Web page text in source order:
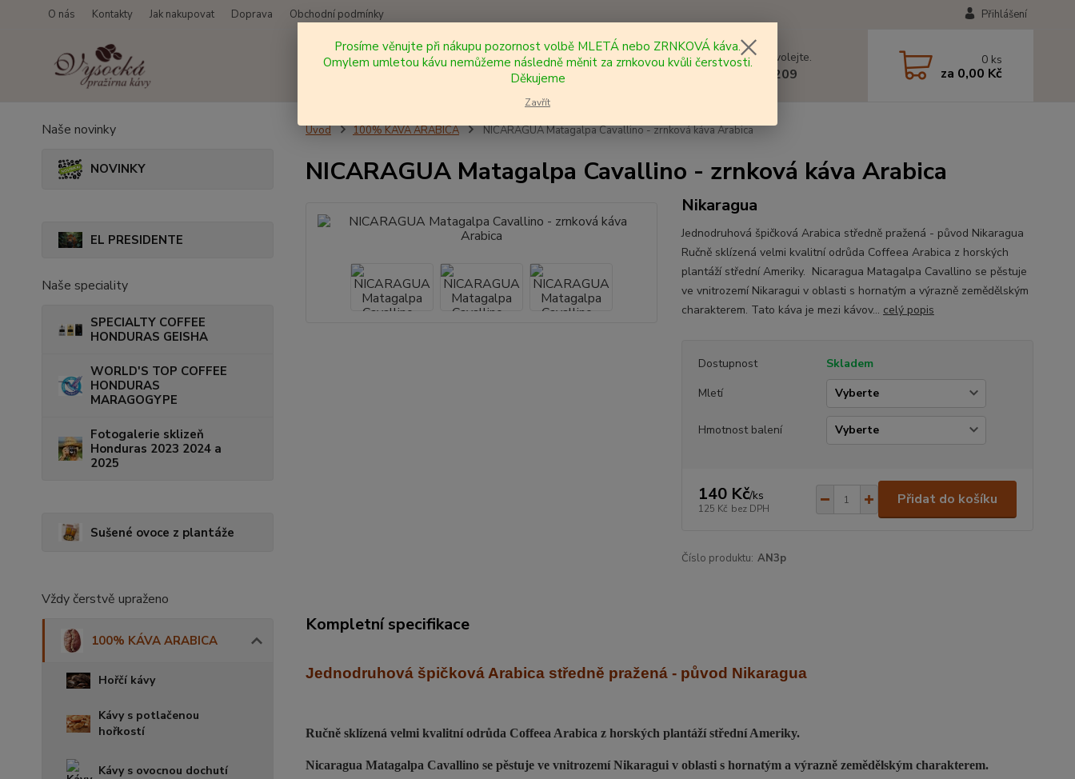
O nás Kontakty Jak nakupovat Doprava Obchodní podmínky Přihlášení
Hledat Nevíte si rady? Zavolejte.
+420 602 577 209
0 ks
za 0,00 Kč
Naše novinky
NOVINKY
EL PRESIDENTE
Naše speciality
SPECIALTY COFFEE
HONDURAS GEISHA
WORLD'S TOP COFFEE
HONDURAS
MARAGOGYPE
Fotogalerie sklizeň
Honduras 2023 2024 a
2025
Sušené ovoce z plantáže
Vždy čerstvě upraženo
100% KÁVA ARABICA
Hořčí kávy
Kávy s potlačenou
hořkostí
Kávy s ovocnou dochutí
Úvod 100% KÁVA ARABICA NICARAGUA Matagalpa Cavallino - zrnková káva Arabica
NICARAGUA Matagalpa Cavallino - zrnková káva Arabica
Nikaragua
Jednodruhová špičková Arabica středně pražená - původ Nikaragua
Ručně sklízená velmi kvalitní odrůda Coffeea Arabica z horských
plantáží střední Ameriky. Nicaragua Matagalpa Cavallino se pěstuje
ve vnitrozemí Nikaragui v oblasti s hornatým a výrazně zemědělským
charakterem. Tato káva je mezi kávov... celý popis
Dostupnost
Skladem
Mletí
Hmotnost balení
140 Kč/ks
125 Kč bez DPH
Přidat do košíku
Číslo produktu: AN3p
Kompletní specifikace
Jednodruhová špičková Arabica středně pražená - původ Nikaragua
Ručně sklízená velmi kvalitní odrůda Coffeea Arabica z horských plantáží střední Ameriky.
Nicaragua Matagalpa Cavallino se pěstuje ve vnitrozemí Nikaragui v oblasti s hornatým a výrazně zemědělským charakterem.
Prosíme věnujte při nákupu pozornost volbě MLETÁ nebo ZRNKOVÁ káva.
Omylem umletou kávu nemůžeme následně měnit za zrnkovou kvůli čerstvosti.
Děkujeme
Zavřít